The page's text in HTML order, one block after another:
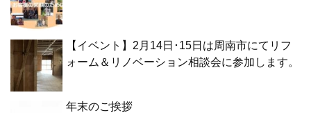
【イベント】2月14日･15日は周南市にてリフ
ォーム＆リノベーション相談会に参加します。
年末のご挨拶